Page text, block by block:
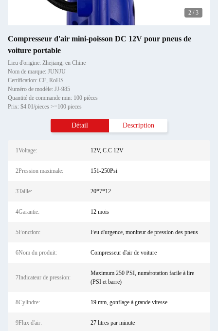
2 / 3
Compresseur d'air mini-poisson DC 12V pour pneus de
voiture portable
Lieu d'origine: Zhejiang, en Chine
Nom de marque: JUNJU
Certification: CE, RoHS
Numéro de modèle: JJ-985
Quantité de commande min: 100 pièces
Prix: $4.01/pieces >=100 pieces
Détail Description
1Voltage: 12V, C.C 12V
2Pression maximale: 151-250Psi
3Taille: 20*7*12
4Garantie: 12 mois
5Fonction: Feu d'urgence, moniteur de pression des pneus
6Nom du produit: Compresseur d'air de voiture
7Indicateur de pression:
Maximum 250 PSI, numérotation facile à lire
(PSI et barre)
8Cylindre: 19 mm, gonflage à grande vitesse
9Flux d'air: 27 litres par minute